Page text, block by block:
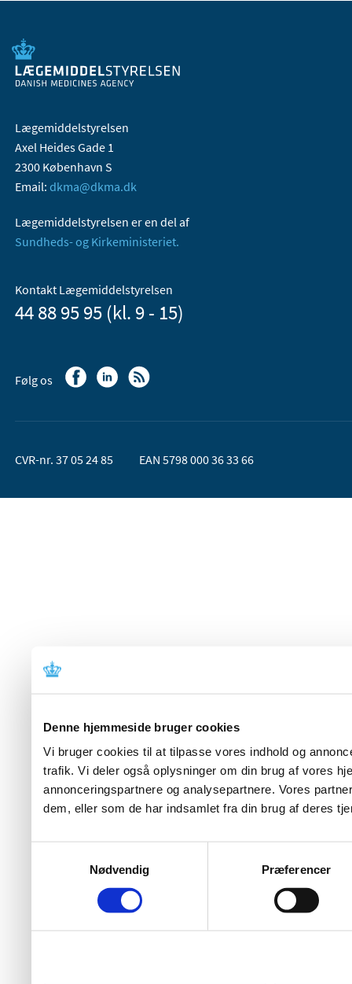
Denne hjemmeside bruger cookies
Vi bruger cookies til at tilpasse vores indhold og
trafik. Vi deler også oplysninger om din brug af vores
annonceringspartnere og analysepartnere. Vores
dem, eller som de har indsamlet fra din brug af deres
Nødvendig
Præferencer
Lægemiddelstyrelsen
Axel Heides Gade 1
2300 København S
Email: dkma@dkma.dk
Lægemiddelstyrelsen er en del af
Sundheds- og Kirkeministeriet.
Kontakt Lægemiddelstyrelsen
44 88 95 95 (kl. 9 - 15)
Følg os
CVR-nr. 37 05 24 85 EAN 5798 000 36 33 66